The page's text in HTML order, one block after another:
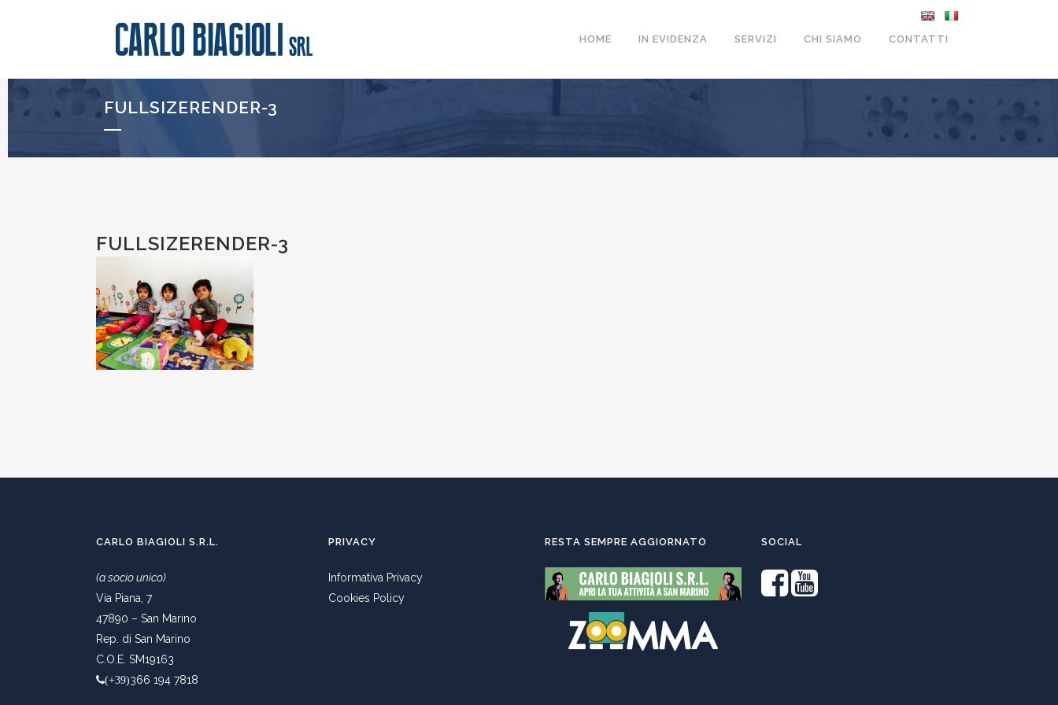
HOME IN EVIDENZA SERVIZI CHI SIAMO CONTATTI
FULLSIZERENDER-3
FULLSIZERENDER-3
CARLO BIAGIOLI S.R.L.
(a socio unico)
Via Piana, 7
47890 – San Marino
Rep. di San Marino
C.O.E. SM19163
(+39)366 194 7818
PRIVACY
Informativa Privacy
Cookies Policy
RESTA SEMPRE AGGIORNATO SOCIAL